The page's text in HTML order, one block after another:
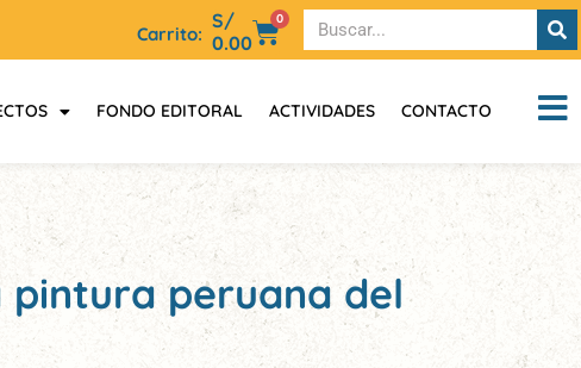
Carrito:
S/
0.00
0
FONDO EDITORAL ACTIVIDADES CONTACTO
peruana del